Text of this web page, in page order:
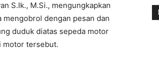
S.Ik., M.Si., mengungkapkan
dengan pesan dan
duduk diatas sepeda motor
motor tersebut.